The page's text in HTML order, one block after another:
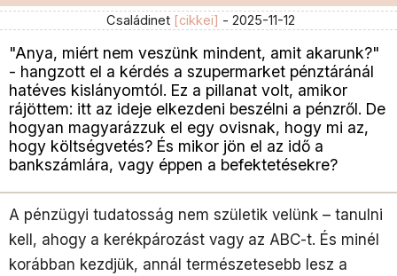
Családinet [cikkei] - 2025-11-12
"Anya, miért nem veszünk mindent, amit akarunk?"
- hangzott el a kérdés a szupermarket pénztáránál
hatéves kislányomtól. Ez a pillanat volt, amikor
rájöttem: itt az ideje elkezdeni beszélni a pénzről. De
hogyan magyarázzuk el egy ovisnak, hogy mi az,
hogy költségvetés? És mikor jön el az idő a
bankszámlára, vagy éppen a befektetésekre?
A pénzügyi tudatosság nem születik velünk – tanulni
kell, ahogy a kerékpározást vagy az ABC-t. És minél
korábban kezdjük, annál természetesebb lesz a